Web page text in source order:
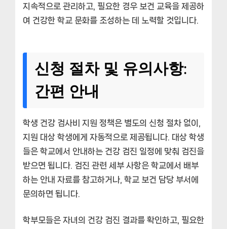
지속적으로 관리하고, 필요한 경우 보건 교육을 제공하
여 건강한 학교 문화를 조성하는 데 노력할 것입니다.
신청 절차 및 유의사항:
간편 안내
학생 건강 검사비 지원 정책은 별도의 신청 절차 없이,
지원 대상 학생에게 자동적으로 제공됩니다. 대상 학생
들은 학교에서 안내하는 건강 검진 일정에 맞춰 검진을
받으면 됩니다. 검진 관련 세부 사항은 학교에서 배부
하는 안내 자료를 참고하거나, 학교 보건 담당 부서에
문의하면 됩니다.
학부모들은 자녀의 건강 검진 결과를 확인하고, 필요한